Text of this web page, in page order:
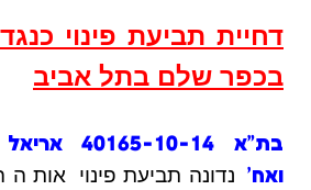
דחיית תביעת פינוי
בכפר שלם בתל אביב
בת"א 40165-
ואח' נדונה תביעת פינוי אות ה